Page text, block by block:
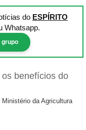
do ESPÍRITO
Whatsapp.
grupo
da Agricultura